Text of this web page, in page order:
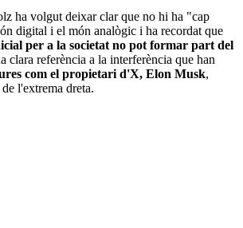
ha volgut deixar clar que no hi ha "cap
digital i el món analògic i ha recordat que
per a la societat no pot formar part del
clara referència a la interferència que han
com el propietari d'X, Elon Musk,
l'extrema dreta.